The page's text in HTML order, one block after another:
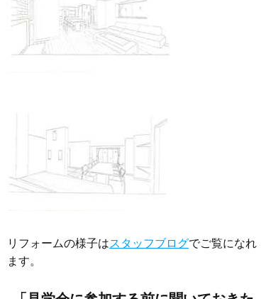
リフォームの様子はスタッフブログでご覧になれ
ます。